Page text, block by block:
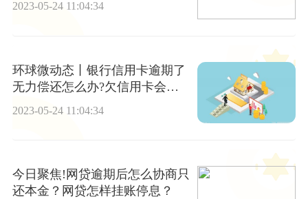
2023-05-24 11:04:34
环球微动态丨银行信用卡逾期了
无力偿还怎么办?欠信用卡会不
2023-05-24 11:04:34
今日聚焦!网贷逾期后怎么协商只
还本金？网贷怎样挂账停息？